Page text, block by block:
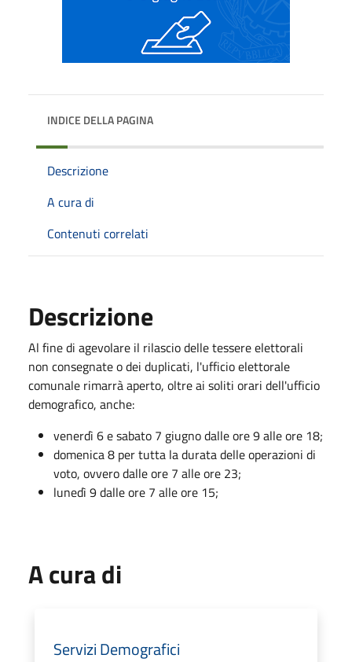
INDICE DELLA PAGINA
Descrizione
A cura di
Contenuti correlati
Descrizione
Al fine di agevolare il rilascio delle tessere elettorali
non consegnate o dei duplicati, l'ufficio elettorale
comunale rimarrà aperto, oltre ai soliti orari dell'ufficio
demografico, anche:
venerdì 6 e sabato 7 giugno dalle ore 9 alle ore 18;
domenica 8 per tutta la durata delle operazioni di
voto, ovvero dalle ore 7 alle ore 23;
lunedì 9 dalle ore 7 alle ore 15;
A cura di
Servizi Demografici